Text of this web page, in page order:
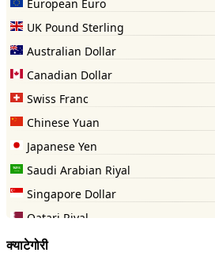
क्याटेगोरी